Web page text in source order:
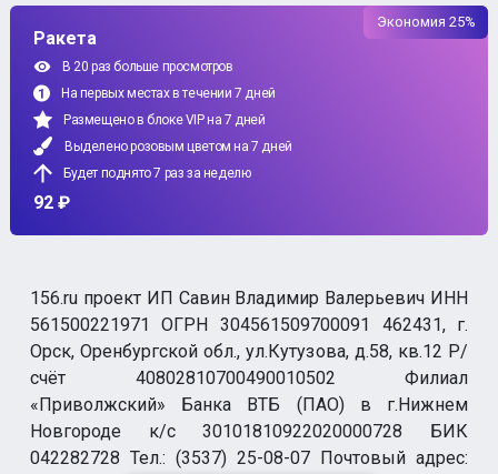
Ракета
В 20 раз больше просмотров
На первых местах в течении 7 дней
Размещено в блоке VIP на 7 дней
Выделено розовым цветом на 7 дней
Будет поднято 7 раз за неделю
92 ₽
Экономия 25%
156.ru проект ИП Савин Владимир Валерьевич ИНН
561500221971 ОГРН 304561509700091 462431, г.
Орск, Оренбургской обл., ул.Кутузова, д.58, кв.12 Р/
счёт 40802810700490010502 Филиал
«Приволжский» Банка ВТБ (ПАО) в г.Нижнем
Новгороде к/с 30101810922020000728 БИК
042282728 Тел.: (3537) 25-08-07 Почтовый адрес: